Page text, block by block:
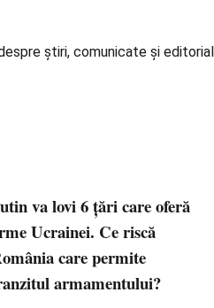
știri, comunicate și
va lovi 6 țări care oferă
Ucrainei. Ce riscă
care permite
armamentului?